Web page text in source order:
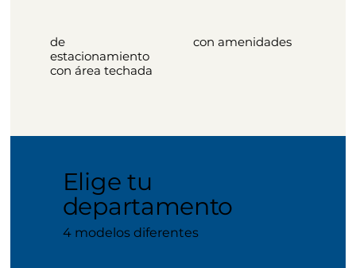
de
estacionamiento
con área techada
con amenidades
Elige tu
departamento
4 modelos diferentes